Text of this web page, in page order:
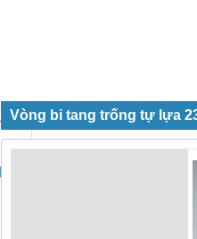
-
Vòng bi tang trống tự lựa